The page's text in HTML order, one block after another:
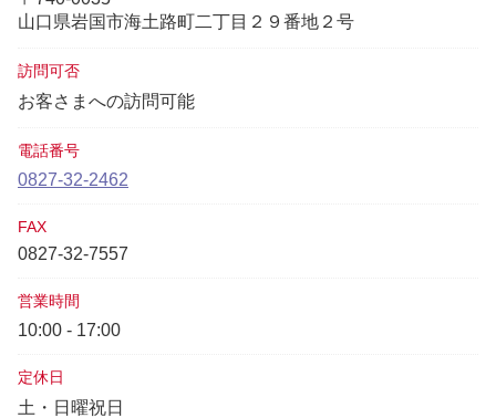
山口県岩国市海土路町二丁目２９番地２号
訪問可否
お客さまへの訪問可能
電話番号
0827-32-2462
FAX
0827-32-7557
営業時間
10:00 - 17:00
定休日
土・日曜祝日